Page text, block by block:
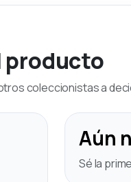
producto
coleccionistas a
Aún
Sé la